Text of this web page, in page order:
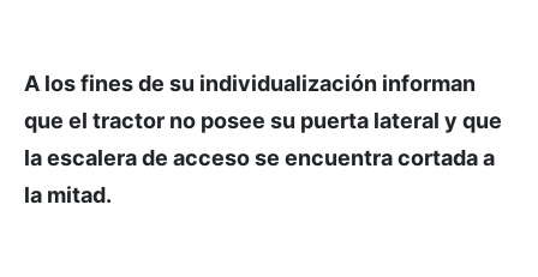
A los fines de su individualización informan
que el tractor no posee su puerta lateral y que
la escalera de acceso se encuentra cortada a
la mitad.